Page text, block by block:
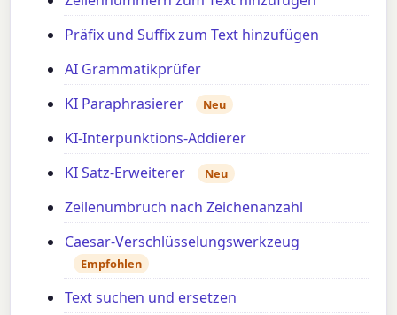
Präfix und Suffix zum Text hinzufügen
AI Grammatikprüfer
KI Paraphrasierer
Neu
KI-Interpunktions-Addierer
KI Satz-Erweiterer
Neu
Zeilenumbruch nach Zeichenanzahl
Caesar-Verschlüsselungswerkzeug
Empfohlen
Text suchen und ersetzen